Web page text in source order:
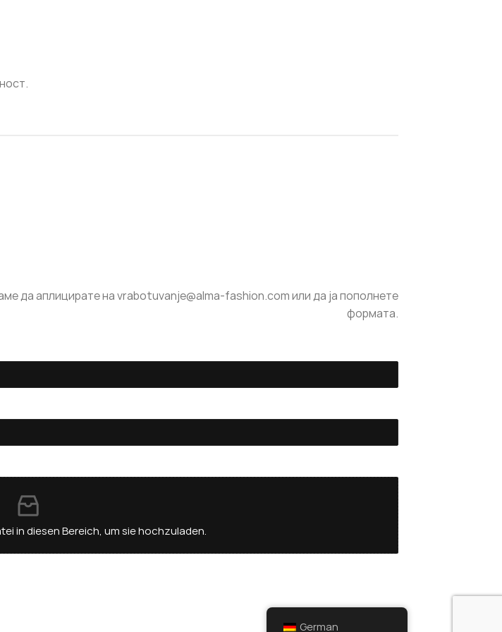
да аплицирате наvrabotuvanje@alma-fashion.comили да ја пополнете
формата.
in diesen Bereich, um sie hochzuladen.
German